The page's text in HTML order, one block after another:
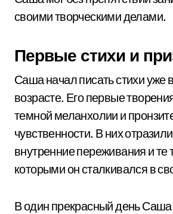
своими творческими делами.
Первые стихи и
Саша начал писать стихи уже
возрасте. Его первые
темной меланхолии и
чувственности. В них
внутренние переживания и те
которыми он сталкивался в
В один прекрасный день